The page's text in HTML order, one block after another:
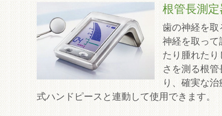
根管長測定
歯の神経を
神経を取っ
たり腫れた
さを測る根
り、確実な
式ハンドピースと連動して使用できます。